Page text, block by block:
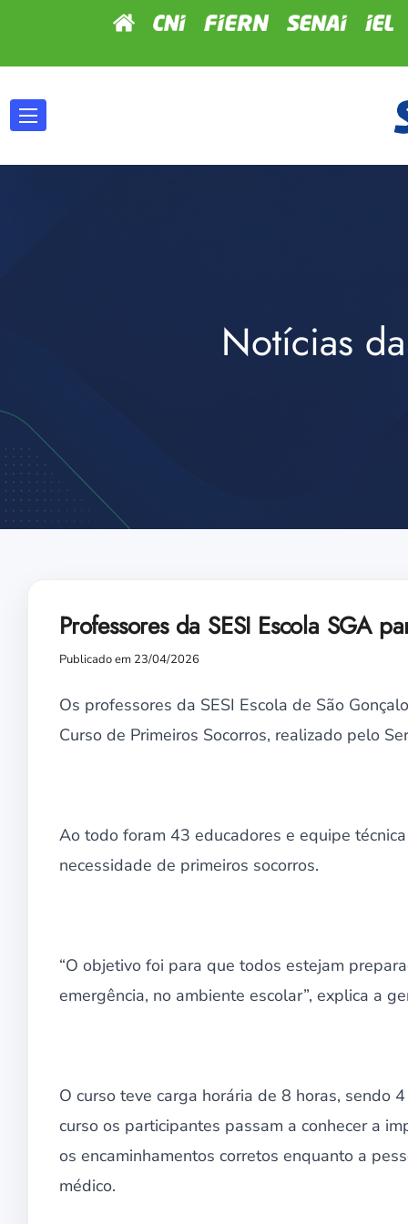
Notícias
Professores da SESI Escola SGA
Publicado em 23/04/2026
Os professores da SESI Escola de São
Curso de Primeiros Socorros, realizado pelo
Ao todo foram 43 educadores e equipe
necessidade de primeiros socorros.
“O objetivo foi para que todos estejam
emergência, no ambiente escolar”, explica a
O curso teve carga horária de 8 horas, sendo
curso os participantes passam a conhecer a
os encaminhamentos corretos enquanto a
médico.